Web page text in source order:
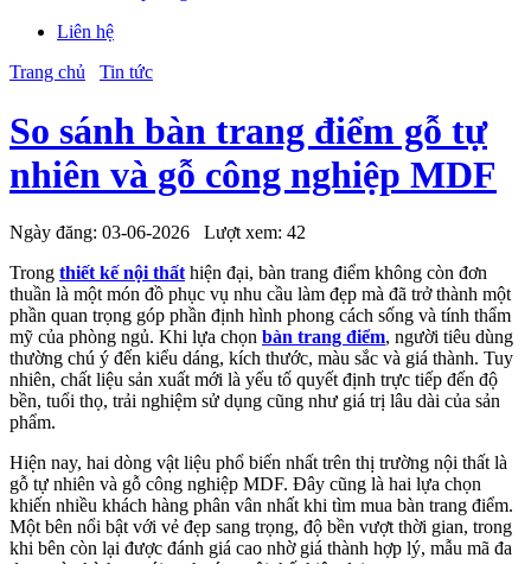
Liên hệ
Trang chủ
Tin tức
So sánh bàn trang điểm gỗ tự
nhiên và gỗ công nghiệp MDF
Ngày đăng: 03-06-2026 Lượt xem: 42
Trong thiết kế nội thất hiện đại, bàn trang điểm không còn đơn
thuần là một món đồ phục vụ nhu cầu làm đẹp mà đã trở thành một
phần quan trọng góp phần định hình phong cách sống và tính thẩm
mỹ của phòng ngủ. Khi lựa chọn bàn trang điểm, người tiêu dùng
thường chú ý đến kiểu dáng, kích thước, màu sắc và giá thành. Tuy
nhiên, chất liệu sản xuất mới là yếu tố quyết định trực tiếp đến độ
bền, tuổi thọ, trải nghiệm sử dụng cũng như giá trị lâu dài của sản
phẩm.
Hiện nay, hai dòng vật liệu phổ biến nhất trên thị trường nội thất là
gỗ tự nhiên và gỗ công nghiệp MDF. Đây cũng là hai lựa chọn
khiến nhiều khách hàng phân vân nhất khi tìm mua bàn trang điểm.
Một bên nổi bật với vẻ đẹp sang trọng, độ bền vượt thời gian, trong
khi bên còn lại được đánh giá cao nhờ giá thành hợp lý, mẫu mã đa